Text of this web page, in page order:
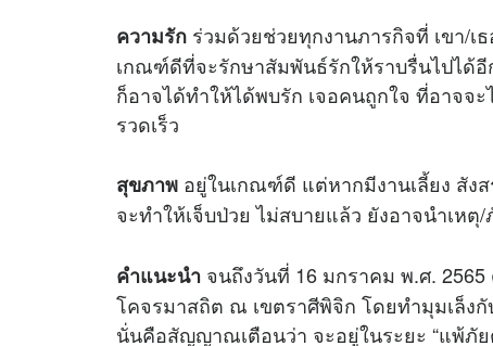
ความรัก ร่วมด้วยช่วยทุกงานภารกิจที่ เขา/
เกณฑ์ดีที่จะรักษาสัมพันธ์รักให้ราบรื่นไปได้
ก็อาจได้ทำให้ได้พบรัก เจอคนถูกใจ ที่อาจ
รวดเร็ว
สุขภาพ อยู่ในเกณฑ์ดี แต่หากมีงานเลี้ยง สัง
จะทำให้เจ็บป่วย ไม่สบายแล้ว ยังอาจนำเห
คำแนะนำ จนถึงวันที่ 16 มกราคม พ.ศ.
โคจรมาสถิต ณ เขตราศีพิจิก โดยทำมุมเล็ง
นั่นคือสัญญาณเตือนว่า จะอยู่ในระยะ “แพ้ภั